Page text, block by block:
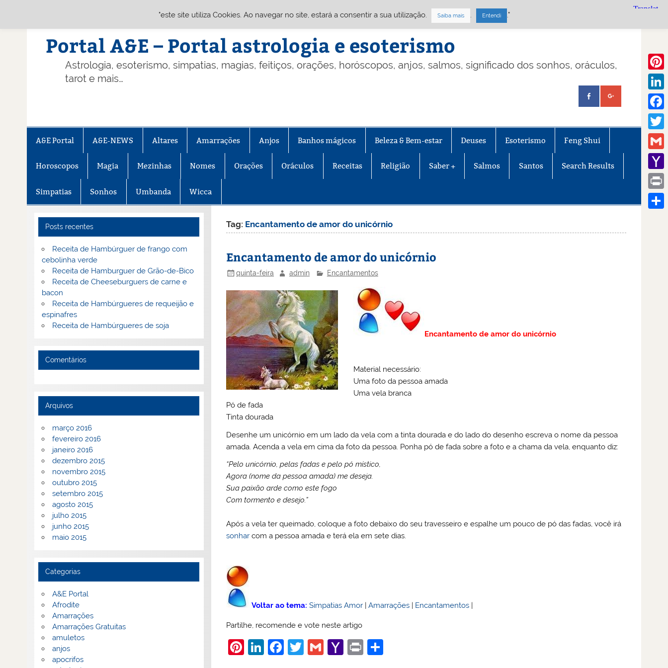
Portal A&E – Portal astrologia e esoterismo
Astrologia, esoterismo, simpatias, magias, feitiços, orações, horóscopos, anjos, salmos, significado dos sonhos, oráculos,
tarot e mais…
A&E Portal A&E-NEWS Altares Amarrações Anjos Banhos mágicos Beleza & Bem-estar Deuses Esoterismo Feng Shui
Horoscopos Magia Mezinhas Nomes Orações Oráculos Receitas Religião Saber + Salmos Santos Search Results
Simpatias Sonhos Umbanda Wicca
Tag: Encantamento de amor do unicórnio
Encantamento de amor do unicórnio
quinta-feira admin Encantamentos
Encantamento de amor do unicórnio
Material necessário:
Uma foto da pessoa amada
Uma vela branca
Pó de fada
Tinta dourada
Desenhe um unicórnio em um lado da vela com a tinta dourada e do lado do desenho escreva o nome da pessoa
amada. Acenda a vela em cima da foto da pessoa. Ponha pó de fada sobre a foto e a chama da vela, enquanto diz:
“Pelo unicórnio, pelas fadas e pelo pó místico,
Agora (nome da pessoa amada) me deseja.
Sua paixão arde como este fogo
Com tormento e desejo.”
Após a vela ter queimado, coloque a foto debaixo do seu travesseiro e espalhe um pouco de pó das fadas, você irá
sonhar com a pessoa amada e terá ela em sete dias.
Voltar ao tema: Simpatias Amor |Amarrações | Encantamentos |
Partilhe, recomende e vote neste artigo
Pi Li F
T
G
Y
Pr
Posts recentes
Receita de Hambúrguer de frango com
cebolinha verde
Receita de Hamburguer de Grão-de-Bico
Receita de Cheeseburguers de carne e
bacon
Receita de Hambúrgueres de requeijão e
espinafres
Receita de Hambúrgueres de soja
Comentários
Arquivos
março 2016
fevereiro 2016
janeiro 2016
dezembro 2015
novembro 2015
outubro 2015
setembro 2015
agosto 2015
julho 2015
junho 2015
maio 2015
Categorias
A&E Portal
Afrodite
Amarrações
Amarrações Gratuitas
amuletos
anjos
apocrifos
Gmail
Mail
Print
"este site utiliza Cookies. Ao navegar no site, estará a consentir a sua utilização. Saiba mais . Entendi ."